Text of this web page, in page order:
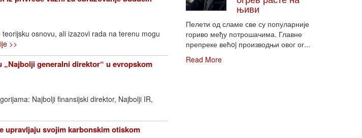
osnovu, ali izazovi rada na terenu mogu
>>
generalni direktor“ u evropskom
Najbolji finansijski direktor, Najbolji IR,
upravljaju svojim karbonskim otiskom
њиви
Пелети од сламе све су популарније
гориво међу потрошачима. Главне
препреке већoj производњи овог ог...
Read More